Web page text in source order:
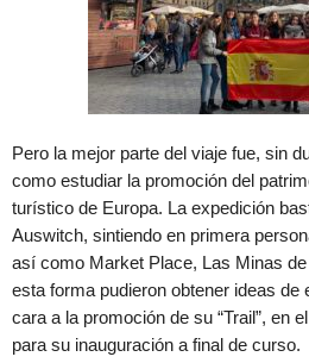
Pero la mejor parte del viaje fue, sin
como estudiar la promoción del
turístico de Europa. La expedición
Auswitch, sintiendo en primera
así como Market Place, Las Minas
esta forma pudieron obtener ideas de
cara a la promoción de su “Trail”, en
para su inauguración a final de curso.